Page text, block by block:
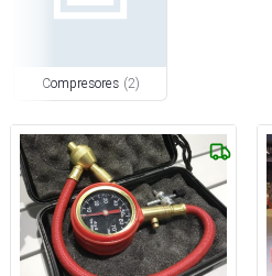
Compresores (2)